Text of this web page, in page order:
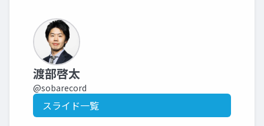
渡部啓太
@sobarecord
スライド一覧